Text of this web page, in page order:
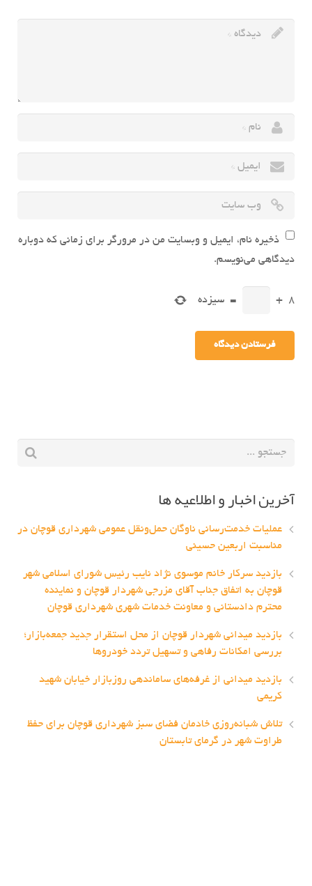
ذخیره نام، ایمیل و وبسایت من در مرورگر برای زمانی که دوباره
دیدگاهی می‌نویسم.
8
+
= سیزده
آخرین اخبار و اطلاعیه ها
عملیات خدمت‌رسانی ناوگان حمل‌ونقل عمومی شهرداری قوچان در
مناسبت اربعین حسینی
بازدید سرکار خانم موسوی نژاد نایب رئیس شورای اسلامی شهر
قوچان به اتفاق جناب آقای مزرجی شهردار قوچان و نماینده
محترم دادستانی و معاونت خدمات شهری شهرداری قوچان
بازدید میدانی شهردار قوچان از محل استقرار جدید جمعه‌بازار؛
بررسی امکانات رفاهی و تسهیل تردد خودروها
بازدید میدانی از غرفه‌های ساماندهی روزبازار خیابان شهید
کریمی
تلاش شبانه‌روزی خادمان فضای سبز شهرداری قوچان برای حفظ
طراوت شهر در گرمای تابستان